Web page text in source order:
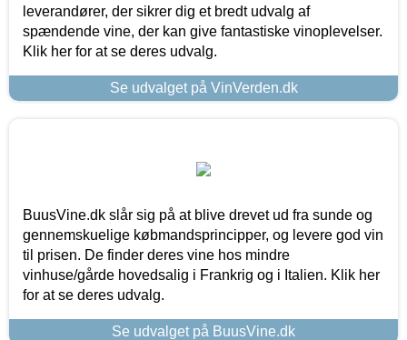
leverandører, der sikrer dig et bredt udvalg af
spændende vine, der kan give fantastiske vinoplevelser.
Klik her for at se deres udvalg.
Se udvalget på VinVerden.dk
BuusVine.dk slår sig på at blive drevet ud fra sunde og
gennemskuelige købmandsprincipper, og levere god vin
til prisen. De finder deres vine hos mindre
vinhuse/gårde hovedsalig i Frankrig og i Italien. Klik her
for at se deres udvalg.
Se udvalget på BuusVine.dk